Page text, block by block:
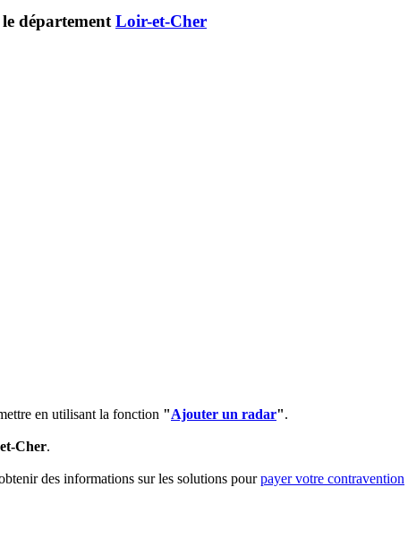
département Loir-et-Cher
en utilisant la fonction "Ajouter un radar".
Cher.
des informations sur les solutions pourpayer votre contravention